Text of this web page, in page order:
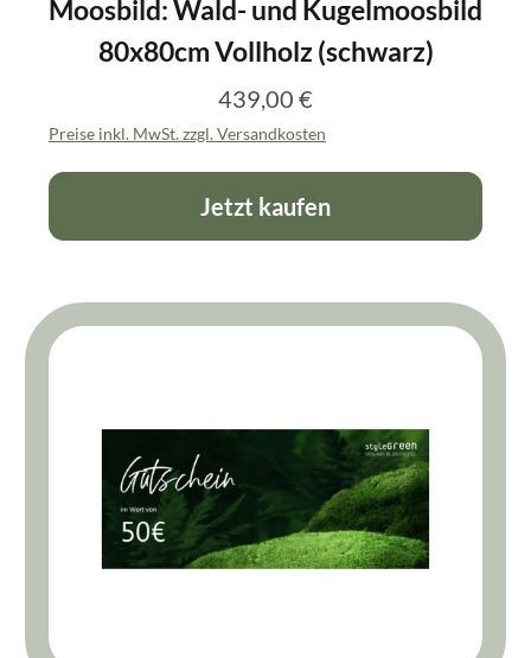
Moosbild: Wald- und Kugelmoosbild
80x80cm Vollholz (schwarz)
Regulärer Preis:
439,00 €
Preise inkl. MwSt. zzgl. Versandkosten
Jetzt kaufen